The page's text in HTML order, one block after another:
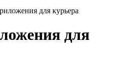
для курьера
для